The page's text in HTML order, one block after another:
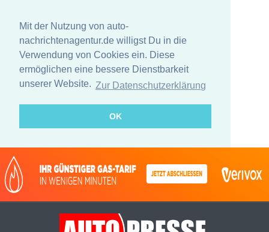
Mit der Nutzung von auto-
nachrichtenagentur.de willigst Du in die
Verwendung von Cookies ein. Diese
ermöglichen eine bessere Dienstbarkeit
unserer Website. Zur Datenschutzerklärung
OK